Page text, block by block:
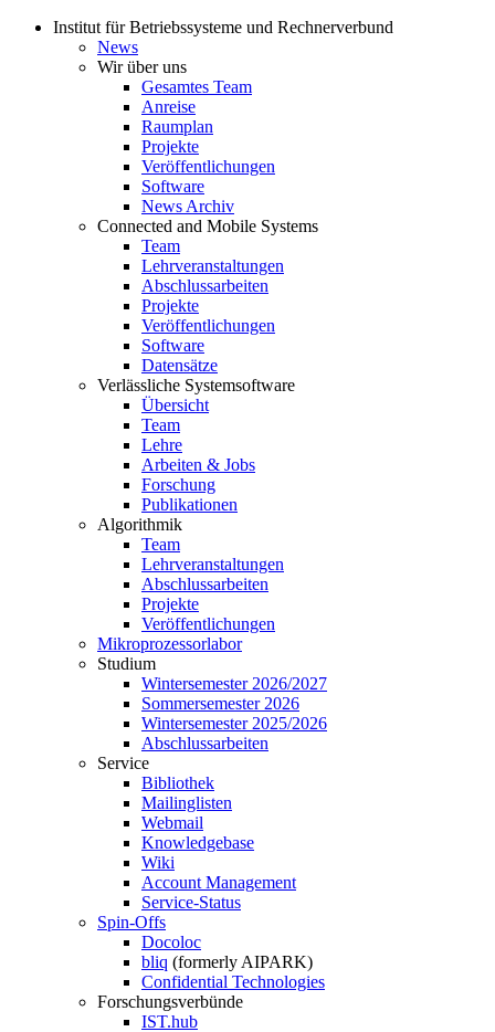
Institut für Betriebssysteme und Rechnerverbund
News
Wir über uns
Gesamtes Team
Anreise
Raumplan
Projekte
Veröffentlichungen
Software
News Archiv
Connected and Mobile Systems
Team
Lehrveranstaltungen
Abschlussarbeiten
Projekte
Veröffentlichungen
Software
Datensätze
Verlässliche Systemsoftware
Übersicht
Team
Lehre
Arbeiten & Jobs
Forschung
Publikationen
Algorithmik
Team
Lehrveranstaltungen
Abschlussarbeiten
Projekte
Veröffentlichungen
Mikroprozessorlabor
Studium
Wintersemester 2026/2027
Sommersemester 2026
Wintersemester 2025/2026
Abschlussarbeiten
Service
Bibliothek
Mailinglisten
Webmail
Knowledgebase
Wiki
Account Management
Service-Status
Spin-Offs
Docoloc
bliq (formerly AIPARK)
Confidential Technologies
Forschungsverbünde
IST.hub